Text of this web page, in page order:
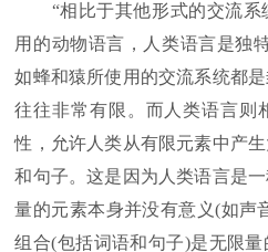
“相比于其他形式的交流系
用的动物语言，人类语言是独
如蜂和猿所使用的交流系统都
往往非常有限。而人类语言则
性，允许人类从有限元素中产
和句子。这是因为人类语言是
量的元素本身并没有意义(如声
组合(包括词语和句子)是无限